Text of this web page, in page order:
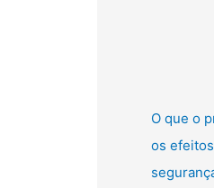
O que o
os